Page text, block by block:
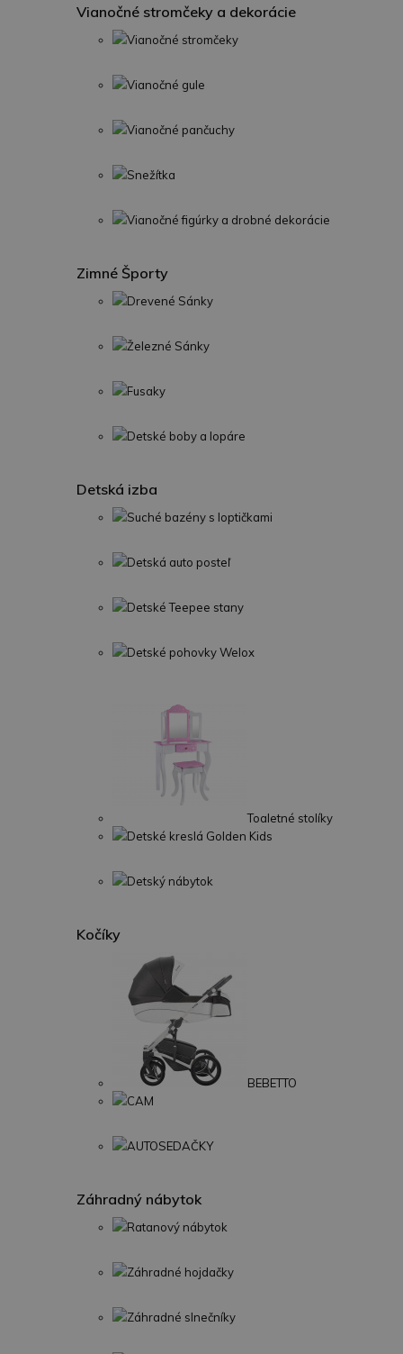
Vianočné stromčeky a dekorácie
Vianočné stromčeky
Vianočné gule
Vianočné pančuchy
Snežítka
Vianočné figúrky a drobné dekorácie
Zimné Športy
Drevené Sánky
Železné Sánky
Fusaky
Detské boby a lopáre
Detská izba
Suché bazény s loptičkami
Detská auto posteľ
Detské Teepee stany
Detské pohovky Welox
Toaletné stolíky
Detské kreslá Golden Kids
Detský nábytok
Kočíky
BEBETTO
CAM
AUTOSEDAČKY
Záhradný nábytok
Ratanový nábytok
Záhradné hojdačky
Záhradné slnečníky